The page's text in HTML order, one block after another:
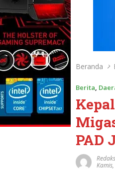
Beranda
Berita,
PAD